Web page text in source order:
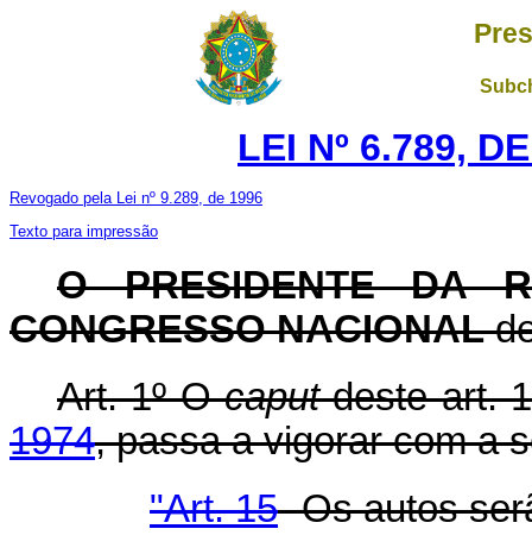
LEI Nº 6.789,
Revogado pela Lei nº 9.289, de 1996
Texto para impressão
O PRESIDENTE DA
CONGRESSO NACIONAL
Art. 1º Ocaputdeste art.
1974, passa a vigorar com a
"Art. 15-Os autos